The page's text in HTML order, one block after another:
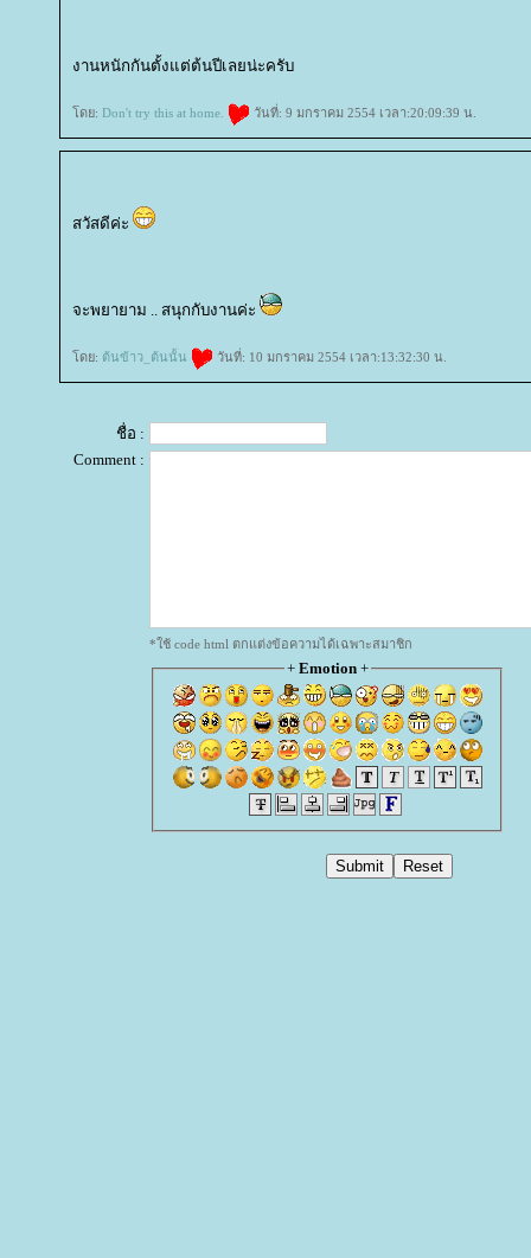
งานหนักกันตั้งแต่ต้นปีเลยน่ะครับ
ดย: Don't try this at home. วันที่: 9 มกราคม 2554 เวลา:20:09:39 น.
สวัสดีค่ะ
จะพยายาม .. สนุกกับงานค่ะ
ดย: ต้นข้าว_ต้นนั้น วันที่: 10 มกราคม 2554 เวลา:13:32:30 น.
ชื่อ :
Comment :
*ใช้ code html ตกแต่งข้อความได้เฉพาะสมาชิก
+ Emotion+